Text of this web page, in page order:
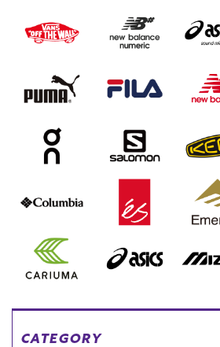
スノーTOP
スケートTOP
CONTENTS
特集一覧
RIDE LIFE MAGAZINE一
スタッフスナップ
中古/アウトレット サー
ー
ご利
会員
店頭
アフ
下取
お問
CATEGORY